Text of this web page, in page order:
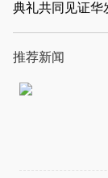
典礼共同见证华
推荐新闻